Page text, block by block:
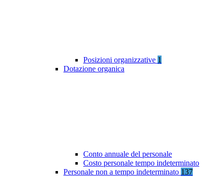
Posizioni organizzative 1
Dotazione organica
Conto annuale del personale
Costo personale tempo indeterminato
Personale non a tempo indeterminato 137